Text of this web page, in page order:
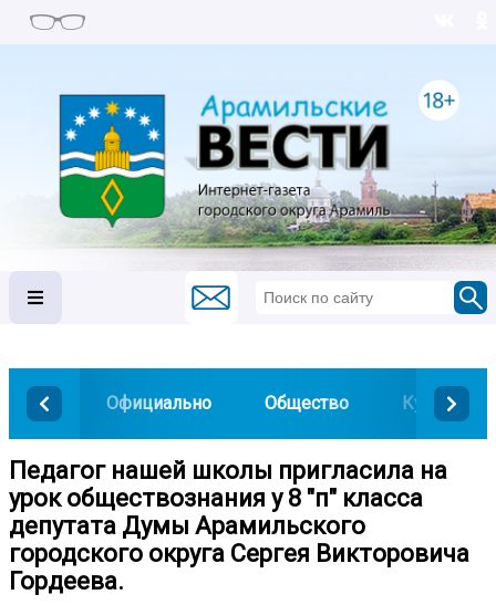
Официально Общество Культура
Педагог нашей школы пригласила на
урок обществознания у 8 "п" класса
депутата Думы Арамильского
городского округа Сергея Викторовича
Гордеева.